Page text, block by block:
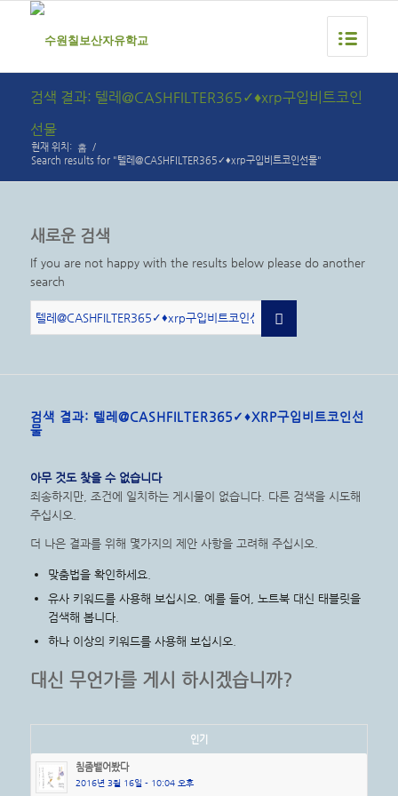
검색 결과: 텔레@CASHFILTER365✓♦xrp구입비트코인
선물
현재 위치: 홈 /
Search results for "텔레@CASHFILTER365✓♦xrp구입비트코인선물"
새로운 검색
If you are not happy with the results below please do another
search
검색 결과: 텔레@CASHFILTER365✓♦XRP구입비트코인선
물
아무 것도 찾을 수 없습니다
죄송하지만, 조건에 일치하는 게시물이 없습니다. 다른 검색을 시도해
주십시오.
더 나은 결과를 위해 몇가지의 제안 사항을 고려해 주십시오.
맞춤법을 확인하세요.
유사 키워드를 사용해 보십시오. 예를 들어, 노트북 대신 태블릿을
검색해 봅니다.
하나 이상의 키워드를 사용해 보십시오.
대신 무언가를 게시 하시겠습니까?
인기
침좀뱉어봤다
2016년 3월 16일 - 10:04 오후